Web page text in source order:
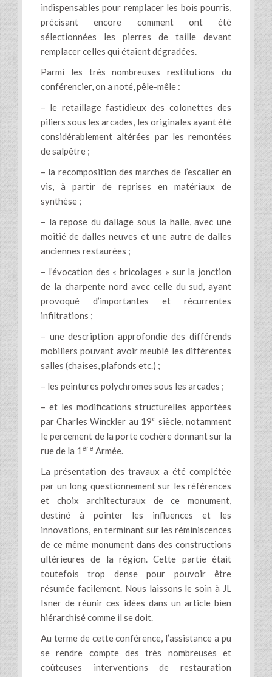
indispensables pour remplacer les bois pourris,
précisant encore comment ont été
sélectionnées les pierres de taille devant
remplacer celles qui étaient dégradées.
Parmi les très nombreuses restitutions du
conférencier, on a noté, pêle-mêle :
– le retaillage fastidieux des colonettes des
piliers sous les arcades, les originales ayant été
considérablement altérées par les remontées
de salpêtre ;
– la recomposition des marches de l’escalier en
vis, à partir de reprises en matériaux de
synthèse ;
– la repose du dallage sous la halle, avec une
moitié de dalles neuves et une autre de dalles
anciennes restaurées ;
– l’évocation des « bricolages » sur la jonction
de la charpente nord avec celle du sud, ayant
provoqué d’importantes et récurrentes
infiltrations ;
– une description approfondie des différends
mobiliers pouvant avoir meublé les différentes
salles (chaises, plafonds etc.) ;
– les peintures polychromes sous les arcades ;
– et les modifications structurelles apportées
par Charles Winckler au 19e siècle, notamment
le percement de la porte cochère donnant sur la
rue de la 1 ère Armée.
La présentation des travaux a été complétée
par un long questionnement sur les références
et choix architecturaux de ce monument,
destiné à pointer les influences et les
innovations, en terminant sur les réminiscences
de ce même monument dans des constructions
ultérieures de la région. Cette partie était
toutefois trop dense pour pouvoir être
résumée facilement. Nous laissons le soin à JL
Isner de réunir ces idées dans un article bien
hiérarchisé comme il se doit.
Au terme de cette conférence, l’assistance a pu
se rendre compte des très nombreuses et
coûteuses interventions de restauration